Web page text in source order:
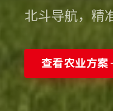
智能机器人，
商务合作